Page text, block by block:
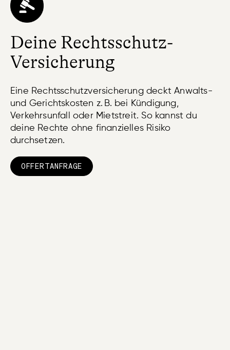
Deine Rechtsschutz-
Versicherung
Eine Rechtsschutzversicherung deckt Anwalts-
und Gerichtskosten z. B. bei Kündigung,
Verkehrsunfall oder Mietstreit. So kannst du
deine Rechte ohne finanzielles Risiko
durchsetzen.
OFFERTANFRAGE